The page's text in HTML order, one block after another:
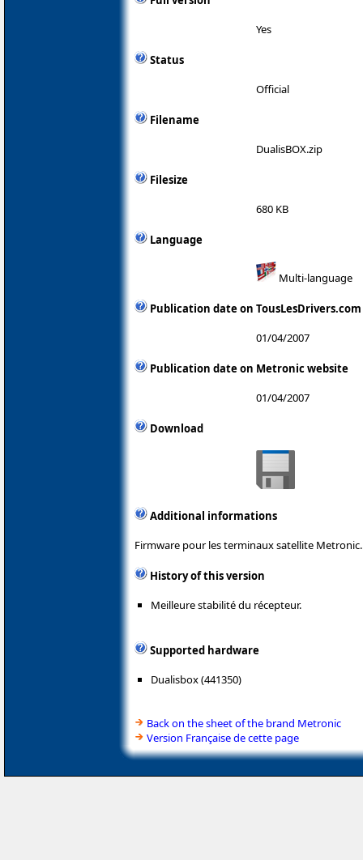
Yes
Status
Official
Filename
DualisBOX.zip
Filesize
680 KB
Language
Multi-language
Publication date on TousLesDrivers.com
01/04/2007
Publication date on Metronic website
01/04/2007
Download
Additional informations
Firmware pour les terminaux satellite Metronic.
History of this version
Meilleure stabilité du récepteur.
Supported hardware
Dualisbox (441350)
Back on the sheet of the brand Metronic
Version Française de cette page